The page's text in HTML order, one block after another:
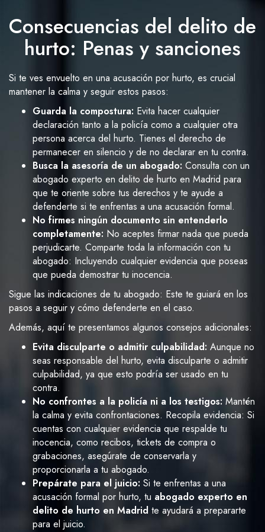
Consecuencias del delito de
hurto: Penas y sanciones
Si te ves envuelto en una acusación por hurto, es crucial
mantener la calma y seguir estos pasos:
Guarda la compostura: Evita hacer cualquier
declaración tanto a la policía como a cualquier otra
persona acerca del hurto. Tienes el derecho de
permanecer en silencio y de no declarar en tu contra.
Busca la asesoría de un abogado: Consulta con un
abogado experto en delito de hurto en Madrid para
que te oriente sobre tus derechos y te ayude a
defenderte si te enfrentas a una acusación formal.
No firmes ningún documento sin entenderlo
completamente: No aceptes firmar nada que pueda
perjudicarte. Comparte toda la información con tu
abogado: Incluyendo cualquier evidencia que poseas
que pueda demostrar tu inocencia.
Sigue las indicaciones de tu abogado: Este te guiará en los
pasos a seguir y cómo defenderte en el caso.
Además, aquí te presentamos algunos consejos adicionales:
Evita disculparte o admitir culpabilidad: Aunque no
seas responsable del hurto, evita disculparte o admitir
culpabilidad, ya que esto podría ser usado en tu
contra.
No confrontes a la policía ni a los testigos: Mantén
la calma y evita confrontaciones. Recopila evidencia: Si
cuentas con cualquier evidencia que respalde tu
inocencia, como recibos, tickets de compra o
grabaciones, asegúrate de conservarla y
proporcionarla a tu abogado.
Prepárate para el juicio: Si te enfrentas a una
acusación formal por hurto, tu abogado experto en
delito de hurto en Madrid te ayudará a prepararte
para el juicio.